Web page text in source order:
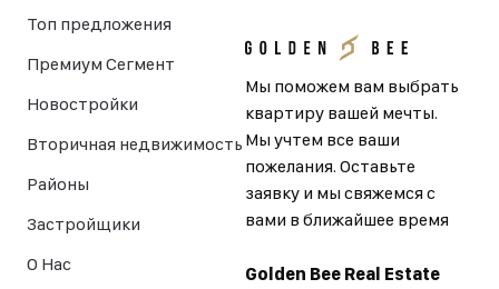
Мы поможем вам выбрать
квартиру вашей мечты.
Мы учтем все ваши
пожелания. Оставьте
заявку и мы свяжемся с
вами в ближайшее время
Golden Bee Real Estate
Топ предложения
Премиум Сегмент
Новостройки
Вторичная недвижимость
Районы
Застройщики
О Нас